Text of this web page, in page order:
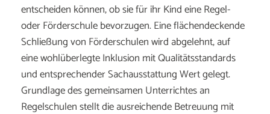
entscheiden können, ob sie für ihr Kind eine Regel-
oder Förderschule bevorzugen. Eine flächendeckende
Schließung von Förderschulen wird abgelehnt, auf
eine wohlüberlegte Inklusion mit Qualitätsstandards
und entsprechender Sachausstattung Wert gelegt.
Grundlage des gemeinsamen Unterrichtes an
Regelschulen stellt die ausreichende Betreuung mit